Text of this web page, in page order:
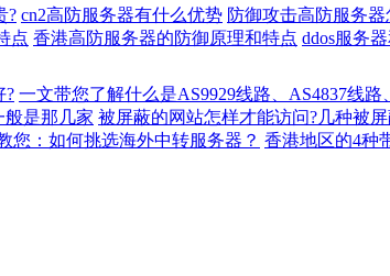
? cn2高防服务器有什么优势 防御攻击高防服务
点 香港高防服务器的防御原理和特点 ddos服务
? 一文带您了解什么是AS9929线路、AS4837线
般是那几家 被屏蔽的网站怎样才能访问?几种被
您：如何挑选海外中转服务器？ 香港地区的4